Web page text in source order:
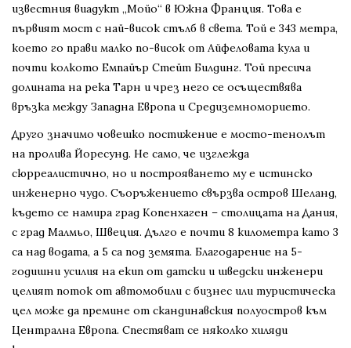
известния виадукт „Мойо“ в Южна Франция. Това е
първият мост с най-висок стълб в света. Той е 343 метра,
което го прави малко по-висок от Айфеловата кула и
почти колкото Емпайър Стейт Билдинг. Той пресича
долината на река Тарн и чрез него се осъществява
връзка между Западна Европа и Средиземноморието.
Другo значимо човешко постижение е мосто-тенолът
на пролива Йоресунд. Не само, че изглежда
сюрреалистично, но и построяването му е истинско
инженерно чудо. Съоръжението свързва остров Шеланд,
където се намира град Копенхаген – столицата на Дания,
с град Малмьо, Швеция. Дълго е почти 8 километра като 3
са над водата, а 5 са под земята. Благодарение на 5-
годишни усилия на екип от датски и шведски инженери
целият поток от автомобили с бизнес или туристическа
цел може да премине от скандинавския полуостров към
Централна Европа. Спестяват се няколко хиляди